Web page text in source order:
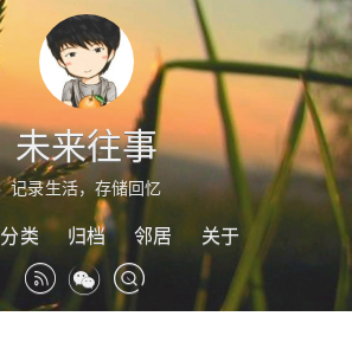
未来往事
记录生活，存储回忆
分类 归档 邻居 关于